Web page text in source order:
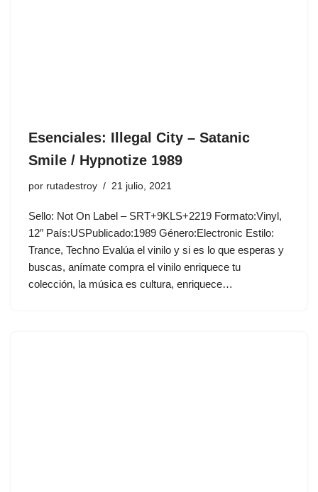
Esenciales: Illegal City ‎– Satanic
Smile / Hypnotize 1989
por rutadestroy 21 julio, 2021
Sello: Not On Label ‎– SRT+9KLS+2219 Formato:Vinyl,
12″ País:USPublicado:1989 Género:Electronic Estilo:
Trance, Techno Evalúa el vinilo y si es lo que esperas y
buscas, anímate compra el vinilo enriquece tu
colección, la música es cultura, enriquece…